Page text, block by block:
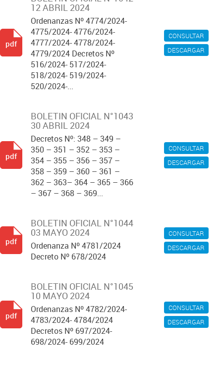
CONSULTAR
DESCARGAR
12 ABRIL 2024
Ordenanzas Nº 4774/2024-
4775/2024- 4776/2024-
4777/2024- 4778/2024-
4779/2024 Decretos Nº
516/2024- 517/2024-
518/2024- 519/2024-
520/2024-...
pdf
CONSULTAR
DESCARGAR
BOLETIN OFICIAL N°1043
30 ABRIL 2024
Decretos Nº: 348 – 349 –
350 – 351 – 352 – 353 –
354 – 355 – 356 – 357 –
358 – 359 – 360 – 361 –
362 – 363– 364 – 365 – 366
– 367 – 368 – 369...
pdf
CONSULTAR
DESCARGAR
BOLETIN OFICIAL N°1044
03 MAYO 2024
Ordenanza Nº 4781/2024
Decreto Nº 678/2024
pdf
CONSULTAR
DESCARGAR
BOLETIN OFICIAL N°1045
10 MAYO 2024
Ordenanzas Nº 4782/2024-
4783/2024- 4784/2024
Decretos Nº 697/2024-
698/2024- 699/2024
pdf